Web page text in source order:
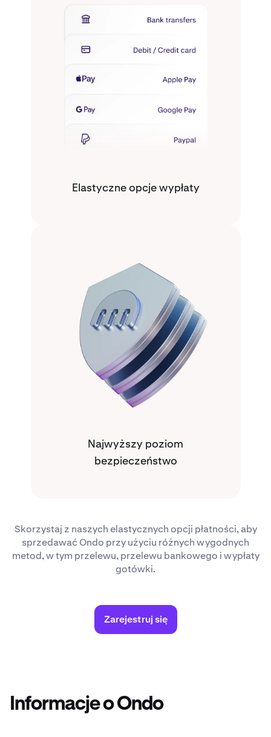
Elastyczne opcje wypłaty
Najwyższy poziom
bezpieczeństwo
Skorzystaj z naszych elastycznych opcji płatności, aby
sprzedawać Ondo przy użyciu różnych wygodnych
metod, w tym przelewu, przelewu bankowego i wypłaty
gotówki.
Zarejestruj się
Informacje o Ondo